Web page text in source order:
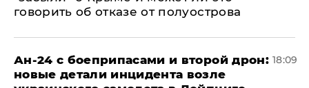
говорить об отказе от полуострова
Ан-24 с боеприпасами и второй дрон:
новые детали инцидента возле
18:09